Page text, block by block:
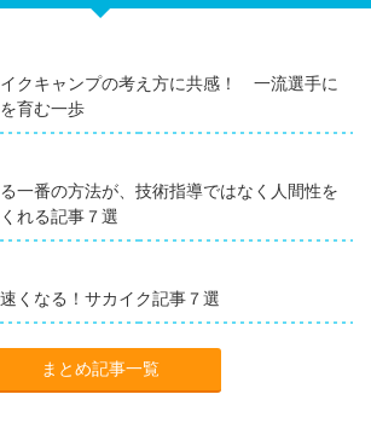
クキャンプの考え方に共感！ 一流選手に
育む一歩
一番の方法が、技術指導ではなく人間性を
れる記事７選
くなる！サカイク記事７選
まとめ記事一覧